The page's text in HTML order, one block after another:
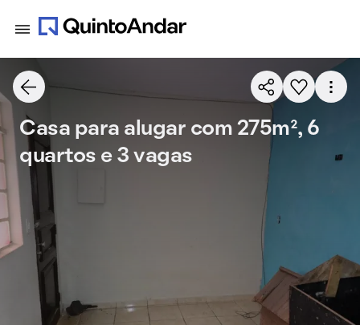
Casa para alugar com 275m², 6
quartos e 3 vagas